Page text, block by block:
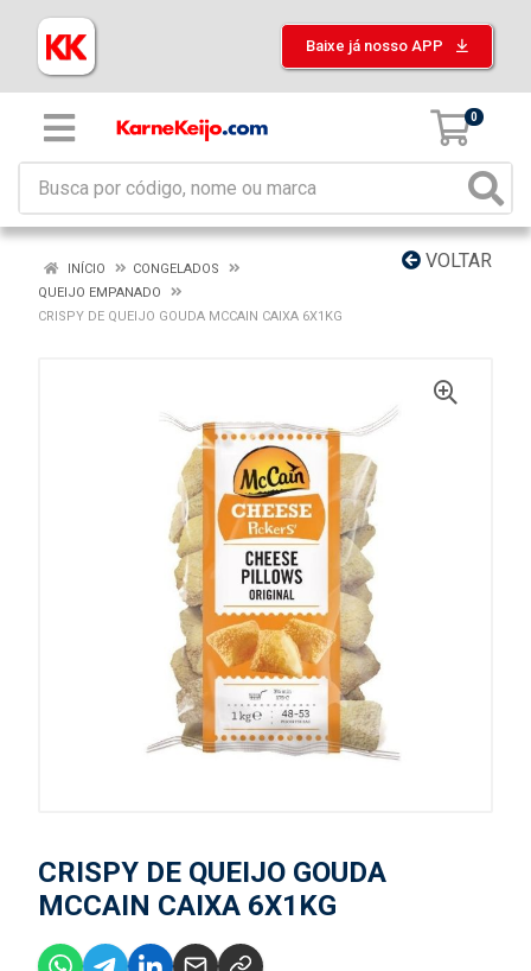
Baixe já nosso APP
0
VOLTAR
INÍCIO
CONGELADOS
QUEIJO EMPANADO
CRISPY DE QUEIJO GOUDA MCCAIN CAIXA 6X1KG
CRISPY DE QUEIJO GOUDA
MCCAIN CAIXA 6X1KG